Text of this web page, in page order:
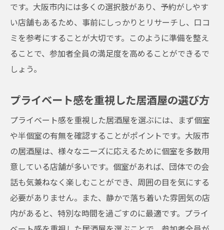
です。大阪市内には多くの選択肢があり、予約がしやす
い店舗もあるため、事前にしっかりとリサーチし、口コ
ミを参考にすることが大切です。このように準備を整え
ることで、参加者全員の満足度を高めることができるで
しょう。
プライベート感を重視した居酒屋の選び方
プライベート感を重視した居酒屋を選ぶには、まず個室
や半個室の有無を確認することがポイントです。大阪市
の居酒屋は、様々なニーズに応えるために個室を多数用
意している店舗が多いです。個室があれば、団体での会
話も気兼ねなく楽しむことができ、周囲の目を気にする
必要がありません。また、静かで落ち着いた雰囲気の店
内があると、特別な時間を過ごすのに最適です。プライ